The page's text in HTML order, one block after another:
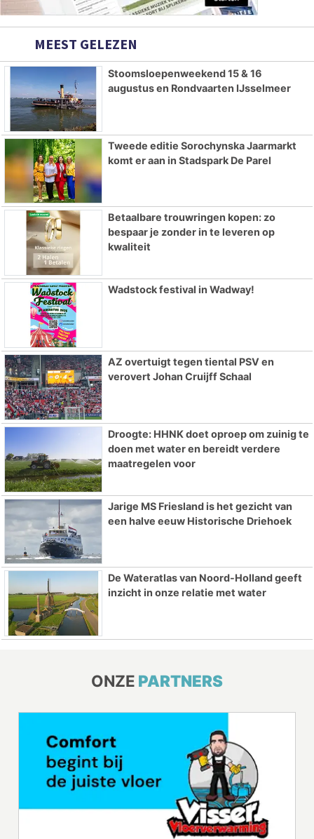
MEEST GELEZEN
Stoomsloepenweekend 15 & 16
augustus en Rondvaarten IJsselmeer
Tweede editie Sorochynska Jaarmarkt
komt er aan in Stadspark De Parel
Betaalbare trouwringen kopen: zo
bespaar je zonder in te leveren op
kwaliteit
Wadstock festival in Wadway!
AZ overtuigt tegen tiental PSV en
verovert Johan Cruijff Schaal
Droogte: HHNK doet oproep om zuinig te
doen met water en bereidt verdere
maatregelen voor
Jarige MS Friesland is het gezicht van
een halve eeuw Historische Driehoek
De Wateratlas van Noord-Holland geeft
inzicht in onze relatie met water
ONZE PARTNERS